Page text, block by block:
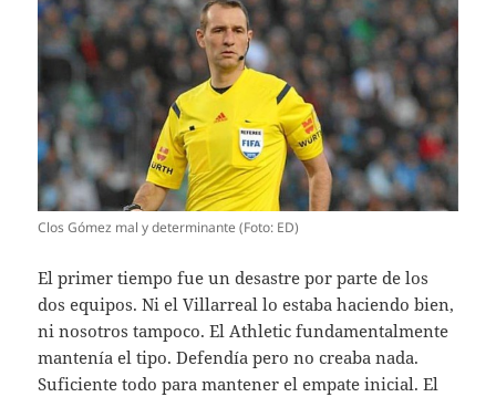
Clos Gómez mal y determinante (Foto: ED)
El primer tiempo fue un desastre por parte de los
dos equipos. Ni el Villarreal lo estaba haciendo bien,
ni nosotros tampoco. El Athletic fundamentalmente
mantenía el tipo. Defendía pero no creaba nada.
Suficiente todo para mantener el empate inicial. El